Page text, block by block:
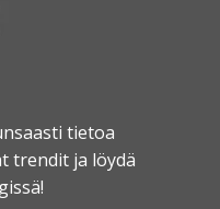
tietoa
trendit ja löydä